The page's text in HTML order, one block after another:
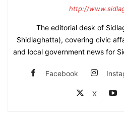
http://
The editorial desk of
Shidlaghatta), covering civic
and local government news for
Facebook
X